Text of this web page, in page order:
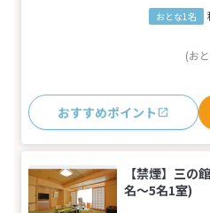
おとな1名
(お
おすすめポイント
【禁煙】三の
名～5名1室)